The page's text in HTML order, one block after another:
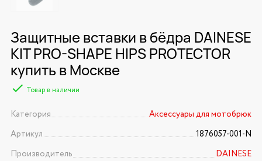
Защитные вставки в бёдра DAINESE
KIT PRO-SHAPE HIPS PROTECTOR
купить в Москве
Товар в наличии
Категория
Аксессуары для мотобрюк
Артикул
1876057-001-N
Производитель
DAINESE